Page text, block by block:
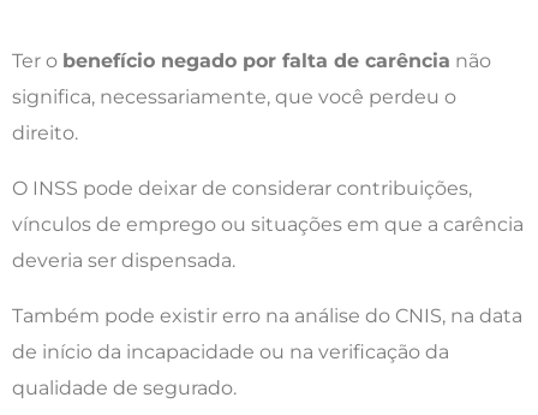
Ter o benefício negado por falta de carência não
significa, necessariamente, que você perdeu o
direito.
O INSS pode deixar de considerar contribuições,
vínculos de emprego ou situações em que a carência
deveria ser dispensada.
Também pode existir erro na análise do CNIS, na data
de início da incapacidade ou na verificação da
qualidade de segurado.